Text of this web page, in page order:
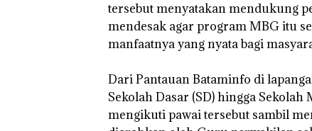
tersebut menyatakan mendukung
mendesak agar program MBG itu
manfaatnya yang nyata bagi
‎Dari Pantauan Bataminfo di
Sekolah Dasar (SD) hingga
mengikuti pawai tersebut sambil